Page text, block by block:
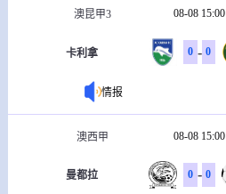
澳昆甲3 08-08 15:00
卡利拿 0 - 0
情报
澳西甲 08-08 15:00
曼都拉 0 - 0